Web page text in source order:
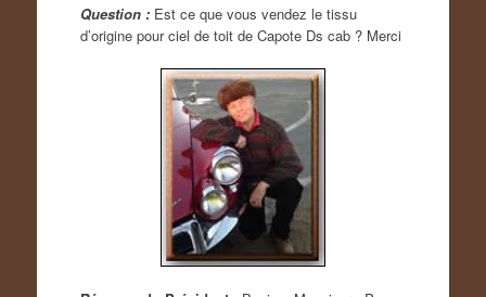
Question :Est ce que vous vendez le tissu
d’origine pour ciel de toit de Capote Ds cab ? Merci